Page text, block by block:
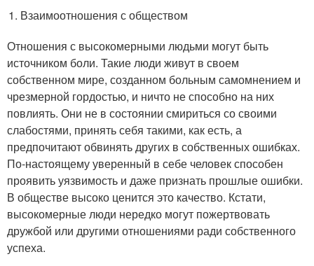
Взаимоотношения с обществом
Отношения с высокомерными людьми могут быть
источником боли. Такие люди живут в своем
собственном мире, созданном больным самомнением и
чрезмерной гордостью, и ничто не способно на них
повлиять. Они не в состоянии смириться со своими
слабостями, принять себя такими, как есть, а
предпочитают обвинять других в собственных ошибках.
По-настоящему уверенный в себе человек способен
проявить уязвимость и даже признать прошлые ошибки.
В обществе высоко ценится это качество. Кстати,
высокомерные люди нередко могут пожертвовать
дружбой или другими отношениями ради собственного
успеха.